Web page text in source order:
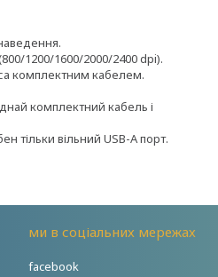
1200/1600/2000/2400 dpi).
комплектним кабелем.
комплектний кабель і
тільки вільний USB-A порт.
ми в соціальних мережах
facebook